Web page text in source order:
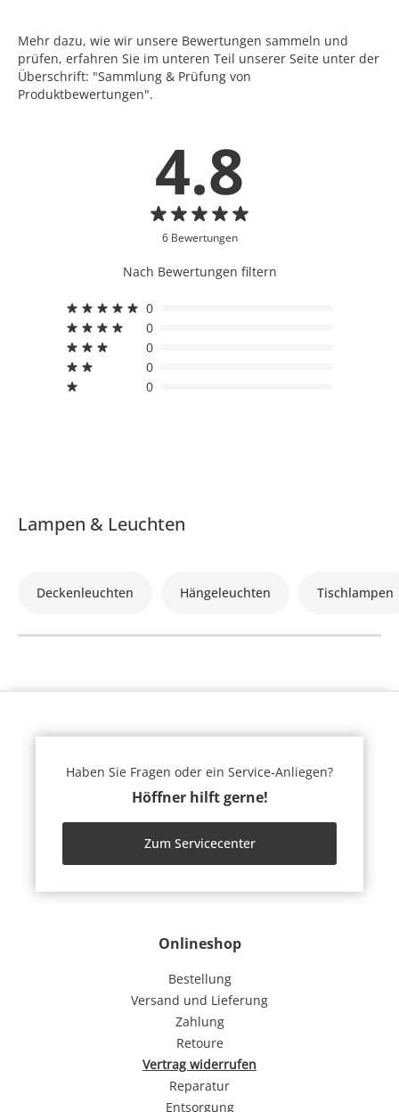
Mehr dazu, wie wir unsere Bewertungen sammeln und
prüfen, erfahren Sie im unteren Teil unserer Seite unter der
Überschrift: "Sammlung & Prüfung von
Produktbewertungen".
4.8
6 Bewertungen
Nach Bewertungen filtern
0
0
0
0
0
Lampen & Leuchten
Deckenleuchten Hängeleuchten Tischlampen
Onlineshop
Bestellung
Versand und Lieferung
Zahlung
Retoure
Vertrag widerrufen
Reparatur
Entsorgung
Haben Sie Fragen oder ein Service-Anliegen?
Höffner hilft gerne!
Zum Servicecenter